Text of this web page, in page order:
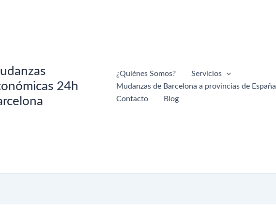
24h
¿Quiénes Somos?
Servicios
Mudanzas de Barcelona a provincias de España
Contacto
Blog